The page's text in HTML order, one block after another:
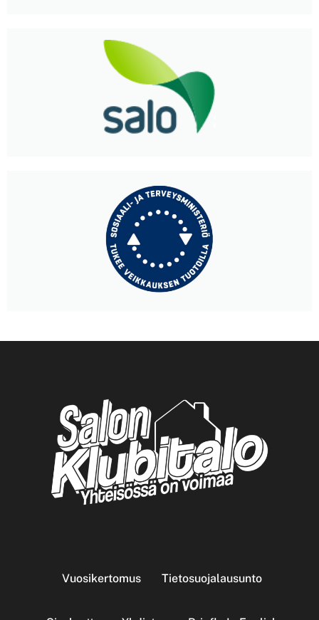
Vuosikertomus Tietosuojalausunto